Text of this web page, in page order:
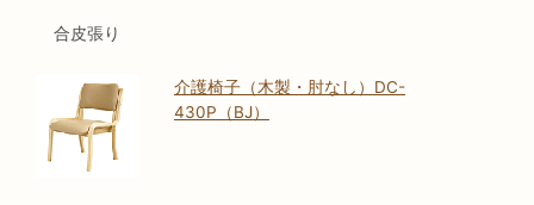
合皮張り
介護椅子（木製・肘なし）DC-
430P（BJ）